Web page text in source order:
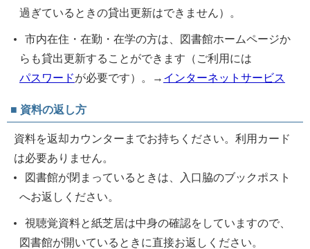
過ぎているときの貸出更新はできません）。
市内在住・在勤・在学の方は、図書館ホームページか
らも貸出更新することができます（ご利用には
パスワードが必要です）。→ インターネットサービス
■ 資料の返し方
資料を返却カウンターまでお持ちください。利用カード
は必要ありません。
図書館が閉まっているときは、入口脇のブックポスト
へお返しください。
視聴覚資料と紙芝居は中身の確認をしていますので、
図書館が開いているときに直接お返しください。